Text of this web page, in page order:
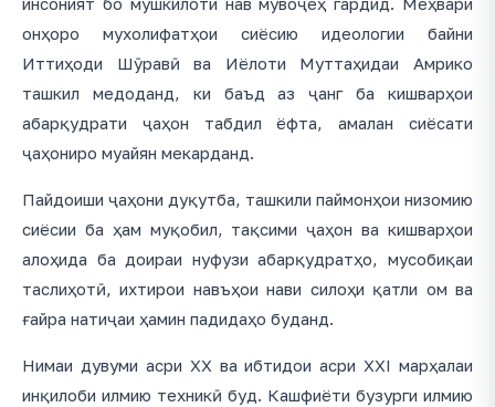
онҳоро мухолифатҳои сиёсию идеологии байни
Иттиҳоди Шӯравӣ ва Иёлоти Муттаҳидаи Амрико
ташкил медоданд, ки баъд аз ҷанг ба кишварҳои
абарқудрати ҷаҳон табдил ёфта, амалан сиёсати
ҷаҳониро муайян мекарданд.
Пайдоиши ҷаҳони дуқутба, ташкили паймонҳои низомию
сиёсии ба ҳам муқобил, тақсими ҷаҳон ва кишварҳои
алоҳида ба доираи нуфузи абарқудратҳо, мусобиқаи
таслиҳотӣ, ихтирои навъҳои нави силоҳи қатли ом ва
ғайра натиҷаи ҳамин падидаҳо буданд.
Нимаи дувуми асри ХХ ва ибтидои асри XXI марҳалаи
инқилоби илмию техникӣ буд. Кашфиёти бузурги илмию